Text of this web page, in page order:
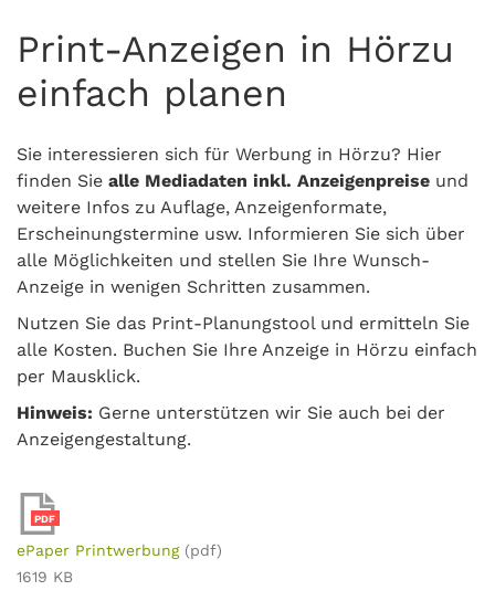
Print-Anzeigen in Hörzu
einfach planen
Sie interessieren sich für Werbung in Hörzu? Hier
finden Sie alle Mediadaten inkl. Anzeigenpreise und
weitere Infos zu Auflage, Anzeigenformate,
Erscheinungstermine usw. Informieren Sie sich über
alle Möglichkeiten und stellen Sie Ihre Wunsch-
Anzeige in wenigen Schritten zusammen.
Nutzen Sie das Print-Planungstool und ermitteln Sie
alle Kosten. Buchen Sie Ihre Anzeige in Hörzu einfach
per Mausklick.
Hinweis: Gerne unterstützen wir Sie auch bei der
Anzeigengestaltung.
PDF
ePaper Printwerbung (pdf)
1619 KB